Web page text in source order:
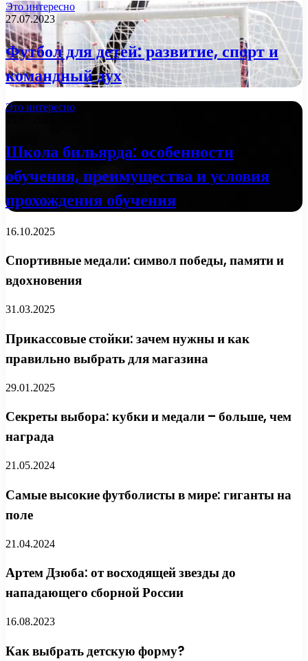
Это интересно
27.07.2023
Футбол для детей: развитие, спорт и
командный дух
Это интересно
Школа бильярда: особенности
обучения, преимущества и условия
прохождения обучения
16.10.2025
Спортивные медали: символ победы, памяти и
вдохновения
31.03.2025
Прикассовые стойки: зачем нужны и как
правильно выбрать для магазина
29.01.2025
Секреты выбора: кубки и медали – больше, чем
награда
21.05.2024
Самые высокие футболисты в мире: гиганты на
поле
21.04.2024
Артем Дзюба: от восходящей звезды до
нападающего сборной России
16.08.2023
Как выбрать детскую форму?